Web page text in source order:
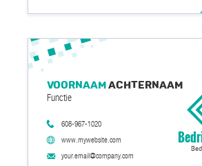
www.mywebsite.com
your.email@company.com
Functie
608-967-1020
VoornaamAchternaam